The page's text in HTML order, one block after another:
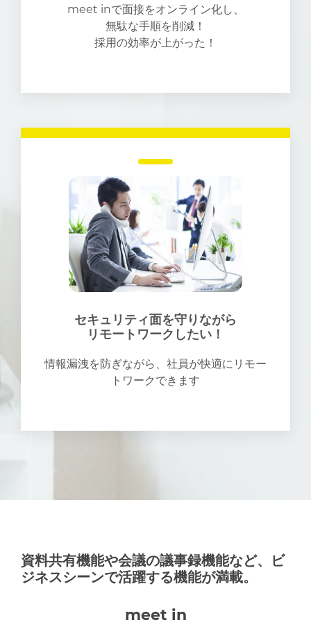
meet inで面接をオンライン化し、
無駄な手順を削減！
採用の効率が上がった！
セキュリティ面を守りながら
リモートワークしたい！
情報漏洩を防ぎながら、社員が快適にリモー
トワークできます
資料共有機能や会議の議事録機能など、ビ
ジネスシーンで活躍する機能が満載。
meet in